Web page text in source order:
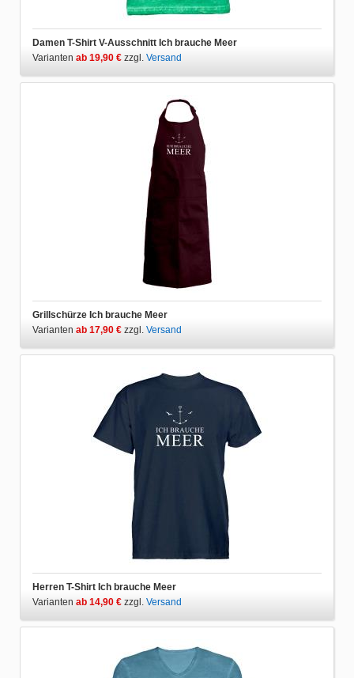
Damen T-Shirt V-Ausschnitt Ich brauche Meer
Varianten ab 19,90 € zzgl. Versand
Grillschürze Ich brauche Meer
Varianten ab 17,90 € zzgl. Versand
Herren T-Shirt Ich brauche Meer
Varianten ab 14,90 € zzgl. Versand